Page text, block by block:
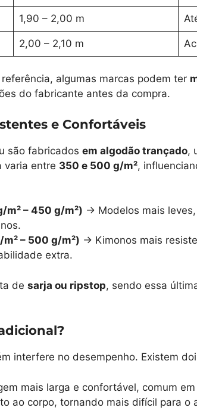
1,90 – 2,00 m
2,00 – 2,10 m
algumas marcas podem ter
do fabricante antes da compra.
e Confortáveis
são fabricados em algodão trançado,
varia entre 350 e 500 g/m²,
m² – 450 g/m²) → Modelos mais
– 500 g/m²) → Kimonos mais
extra.
de sarja ou ripstop, sendo essa
interfere no desempenho. Existem
mais larga e confortável, comum
ao corpo, tornando mais difícil para o